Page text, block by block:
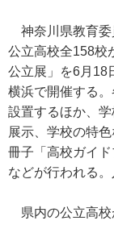
神奈川県教育委
公立高校全158校
公立展」を6月18
横浜で開催する
設置するほか、
展示、学校の特
冊子「高校ガイ
などが行われる。
県内の公立高校